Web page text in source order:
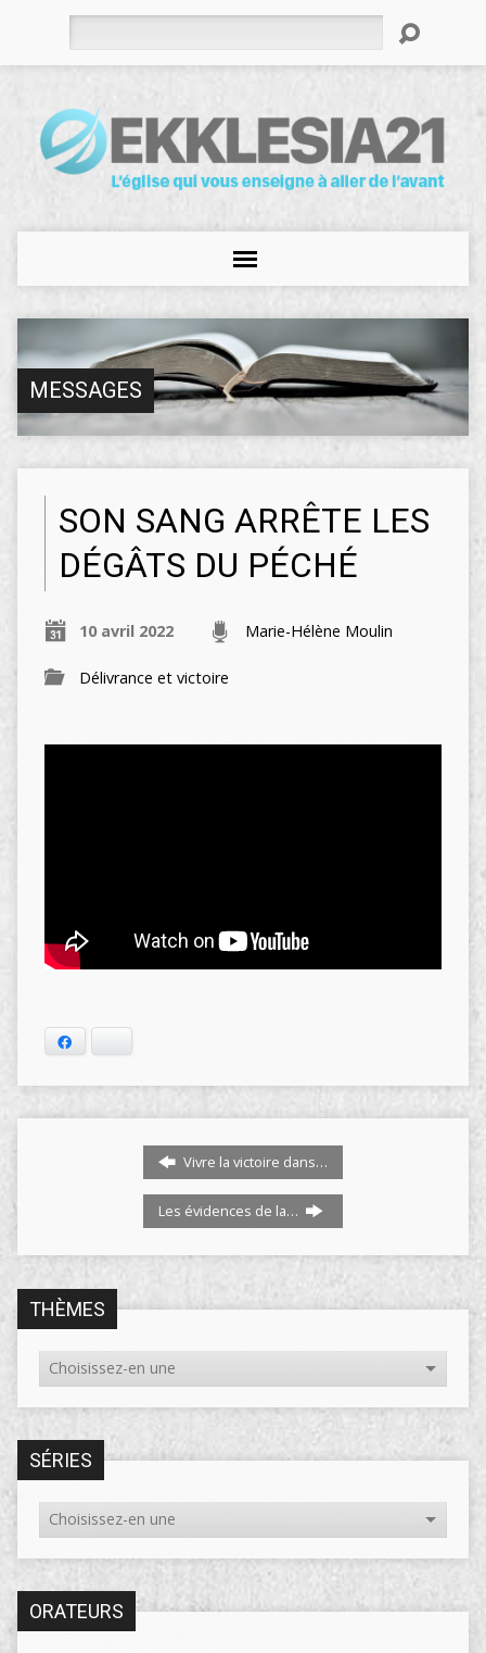
MESSAGES
SON SANG ARRÊTE LES
DÉGÂTS DU PÉCHÉ
10 avril 2022 Marie-Hélène Moulin
Délivrance et victoire
Vivre la victoire dans…
Les évidences de la…
THÈMES
SÉRIES
ORATEURS